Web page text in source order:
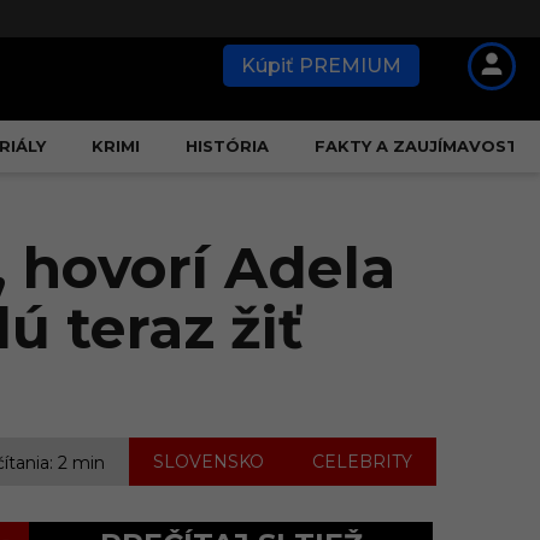
Kúpiť PREMIUM
KRIMI HISTÓRIA FAKTY A ZAUJÍMAVOSTI
hovorí Adela
teraz žiť
2 min SLOVENSKO CELEBRITY